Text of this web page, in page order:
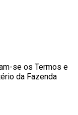
se os Termos e
da Fazenda